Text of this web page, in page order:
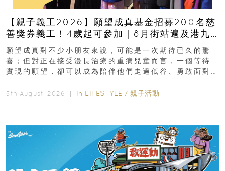
【親子義工2026】願望成真基金招募200名慈
善獎券義工！4歲起可參加｜8月街站遍及港九
新界
願望成真對不少小朋友來說，可能是一次期待已久的驚
喜；但對正在接受漫長治療的重病兒童而言，一個等待
實現的願望，卻可以成為陪伴他們走過低谷、勇敢面對
5th August, 2026 ｜ In LIFESTYLE / 親子活動